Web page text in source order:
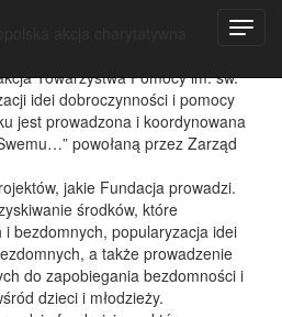
Towarzystwa Pomocy im. św.
idei dobroczynności i pomocy
jest prowadzona i koordynowana
powołaną przez Zarząd
jakie Fundacja prowadzi.
środków, które
bezdomnych, popularyzacja idei
a także prowadzenie
do zapobiegania bezdomności i
dzieci i młodzieży.